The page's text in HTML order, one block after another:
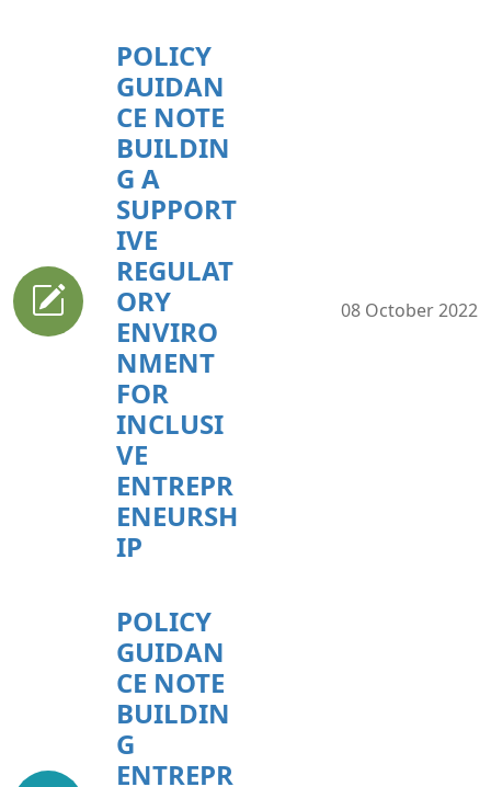
POLICY
GUIDAN
CE NOTE
BUILDIN
G A
SUPPORT
IVE
REGULAT
ORY
ENVIRO
NMENT
FOR
INCLUSI
VE
ENTREPR
ENEURSH
IP
08 October 2022
POLICY
GUIDAN
CE NOTE
BUILDIN
G
ENTREPR